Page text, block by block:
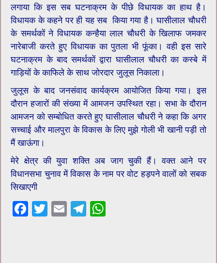
लगाया कि इस सब घटनाक्रम के पीछे विधायक का हाथ है।
विधायक के कहने पर ही यह सब किया गया है। घासीलाल चौधरी
के समर्थकों ने विधायक कन्हैया लाल चौधरी के खिलाफ जमकर
नारेबाजी करते हुए विधायक का पुतला भी फूंका। वही इस सारे
घटनाक्रम के बाद समर्थकों द्वारा घासीलाल चौधरी का कस्बे में
गाड़ियों के काफिले के साथ जोरदार जुलूस निकाला।
जुलूस के बाद जनसंवाद कार्यक्रम आयोजित किया गया। इस
दौरान हजारों की संख्या में आमजन उपस्थित रहा। सभा के दौरान
आमजन को सम्बोधित करते हुए घासीलाल चौधरी ने कहा कि अगर
सच्चाई और मालपुरा के विकास के लिए मुझे गोली भी खानी पड़ी तो
मैं खाऊंगा।
मेरे क्षेत्र की युवा शक्ति अब जाग चुकी हैं। वक्त आने पर
विधानसभा चुनाव में विकास के नाम पर वोट हड़पने वालों को सबक
सिखाएगी
F
T
E
T